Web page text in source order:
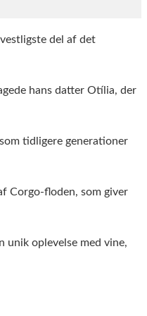
del af det
hans datter Otília, der
tidligere generationer
Corgo-floden, som giver
oplevelse med vine,